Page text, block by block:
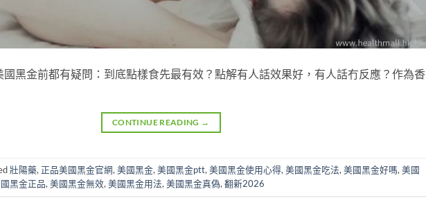
黑金前都有疑問：到底點樣食先最有效？點解有人話效果好，有人話冇反應？作為香
CONTINUE READING →
壯陽藥, 正品美國黑金官網,美國黑金,美國黑金ptt,美國黑金使用心得,美國黑金吃法,美國黑金好嗎,美國
黑金正品,美國黑金無效,美國黑金用法,美國黑金真偽,翻新2026